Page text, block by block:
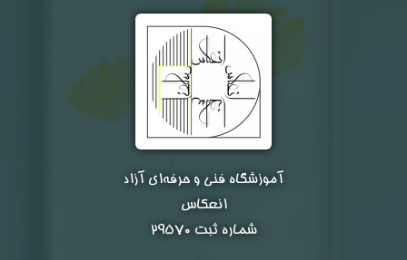
آموزشگاه فنی و حرفه‌ای آزاد
انعکاس
شماره ثبت ۲۹۵۷۰